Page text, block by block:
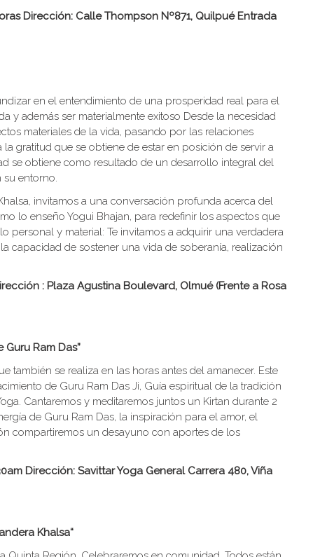
Dirección: Calle Thompson Nº871, Quilpué Entrada
en el entendimiento de una prosperidad real para el
y además ser materialmente exitoso Desde la necesidad
materiales de la vida, pasando por las relaciones
gratitud que se obtiene de estar en posición de servir a
se obtiene como resultado de un desarrollo integral del
su entorno.
invitamos a una conversación profunda acerca del
lo enseño Yogui Bhajan, para redefinir los aspectos que
personal y material: Te invitamos a adquirir una verdadera
capacidad de sostener una vida de soberanía, realización
: Plaza Agustina Boulevard, Olmué (Frente a Rosa
Ram Das”
también se realiza en las horas antes del amanecer. Este
de Guru Ram Das Ji, Guía espiritual de la tradición
Cantaremos y meditaremos juntos un Kirtan durante 2
de Guru Ram Das, la inspiración para el amor, el
compartiremos un desayuno con aportes de los
Dirección: Savittar Yoga General Carrera 480, Viña
Khalsa“